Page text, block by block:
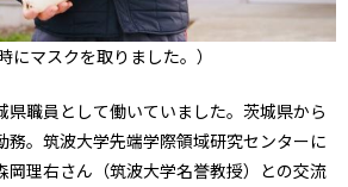
マスクを取りました。）
県職員として働いていました。茨城県から
務。筑波大学先端学際領域研究センターに
岡理右さん（筑波大学名誉教授）との交流